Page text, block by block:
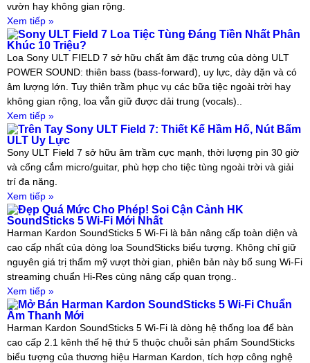
vườn hay không gian rộng.
Xem tiếp »
Sony ULT Field 7 Loa Tiệc Tùng Đáng Tiền Nhất Phân
Khúc 10 Triệu?
Loa Sony ULT FIELD 7 sở hữu chất âm đặc trưng của dòng ULT
POWER SOUND: thiên bass (bass-forward), uy lực, dày dặn và có
âm lượng lớn. Tuy thiên trầm phục vụ các bữa tiệc ngoài trời hay
không gian rộng, loa vẫn giữ được dải trung (vocals)..
Xem tiếp »
Trên Tay Sony ULT Field 7: Thiết Kế Hầm Hố, Nút Bấm
ULT Uy Lực
Sony ULT Field 7 sở hữu âm trầm cực mạnh, thời lượng pin 30 giờ
và cổng cắm micro/guitar, phù hợp cho tiệc tùng ngoài trời và giải
trí đa năng.
Xem tiếp »
Đẹp Quá Mức Cho Phép! Soi Cận Cảnh HK
SoundSticks 5 Wi-Fi Mới Nhất
Harman Kardon SoundSticks 5 Wi-Fi là bản nâng cấp toàn diện và
cao cấp nhất của dòng loa SoundSticks biểu tượng. Không chỉ giữ
nguyên giá trị thẩm mỹ vượt thời gian, phiên bản này bổ sung Wi-Fi
streaming chuẩn Hi-Res cùng nâng cấp quan trọng..
Xem tiếp »
Mở Bán Harman Kardon SoundSticks 5 Wi-Fi Chuẩn
Âm Thanh Mới
Harman Kardon SoundSticks 5 Wi-Fi là dòng hệ thống loa để bàn
cao cấp 2.1 kênh thế hệ thứ 5 thuộc chuỗi sản phẩm SoundSticks
biểu tượng của thương hiệu Harman Kardon, tích hợp công nghệ